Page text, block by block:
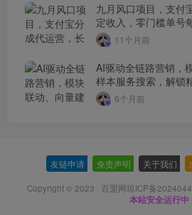
九月风口项目，支付
定收入，零门槛单号
11个月前
AI驱动全链路营销，
样本服务搜索，解锁
6个月前
友链申请 免责声明 关于我们
Copyright © 2023 · 百盟网琼ICP备
本站安全运行中